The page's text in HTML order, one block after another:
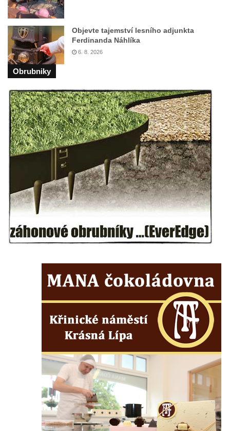
v Lužci nad Vltavou
Pomník Ladislava Sedláčka a Karla Pelce u
silnice severně od Lužce nad Vltavou
Kenotaf Alfeda Harnische na hřbitově v
Hrobčicích
Pomník obětem válek v Hrobčicích
Pomník obětem válek v Mirošovicích
Hrob vojáků Rudé armády na hřbitově v
Račicích
Hrob Jiřího Dovhomilji na hřbitově v
Hrob Antonína Medáčka na hřbitově v
Račicích
Hrob Josefa Moravce a Miroslava Moravce
Pomník obětem válek na hřbitově v Dobříni
Pamětní deska Giuseppe Capella na
hřbitově v Lužici
Kenotaf Emila Miksche na hřbitově v Lužici
Kenotaf Antonína Krause na hřbitově v
Pomník vojákům Rudé armády na hřbitově
v Kozlech
Pamětní deska pochodu smrti v Saupsdorfu
Pomník obětem 2. světové války v parku
Walthera von der Vogelweide v Duchcově
Objevte tajemství lesního adjunkta
Ferdinanda Náhlíka
6. 8. 2026
Obrubniky